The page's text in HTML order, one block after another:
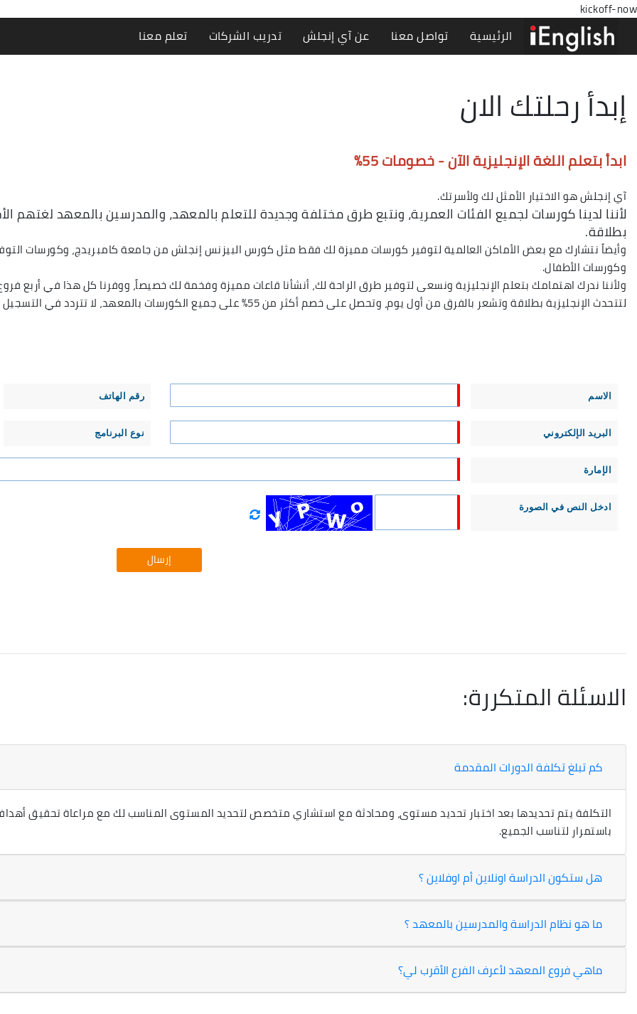
kickoff-now
الرئيسية تواصل معنا عن آي إنجلش تدريب الشركات تعلم معنا
إبدأ رحلتك الان
ابدأ بتعلم اللغة الإنجليزية الآن - خصومات 55%
آي إنجلش هو الاختيار الأمثل لك ولأسرتك.
لأننا لدينا كورسات لجميع الفئات العمرية، ونتبع طرق مختلفة وجديدة للتعلم بالمعهد، والمدرسين بالمعهد لغتهم
بطلاقة.
وأيضاً نتشارك مع بعض الأماكن العالمية لتوفير كورسات مميزة لك فقط مثل كورس البيزنس إنجلش من جامعة كامبريدچ، وكورسات
وكورسات الأطفال.
ولأننا ندرك اهتمامك بتعلم الإنجليزية ونسعى لتوفير طرق الراحة لك، أنشأنا قاعات مميزة وفخمة لك خصيصاً، ووفرنا كل هذا في أربع فروع
لتتحدث الإنجليزية بطلاقة وتشعر بالفرق من أول يوم، وتحصل على خصم أكثر من 55% على جميع الكورسات بالمعهد، لا تتردد في التسجيل معنا الآن وسنتواصل معك لكافة التفاصيل
الاسم رقم الهاتف
البريد الإلكتروني نوع البرنامج
الإمارة
ادخل النص في الصورة
إرسال
الاسئلة المتكررة:
كم تبلغ تكلفة الدورات المقدمة
التكلفة يتم تحديدها بعد اختبار تحديد مستوى، ومحادثة مع استشاري متخصص لتحديد المستوى المناسب لك مع مراعاة تحقيق
باستمرار لتناسب الجميع.
هل ستكون الدراسة اونلاين أم اوفلاين ؟
ما هو نظام الدراسة والمدرسين بالمعهد ؟
ماهي فروع المعهد لأعرف الفرع الأقرب لي؟